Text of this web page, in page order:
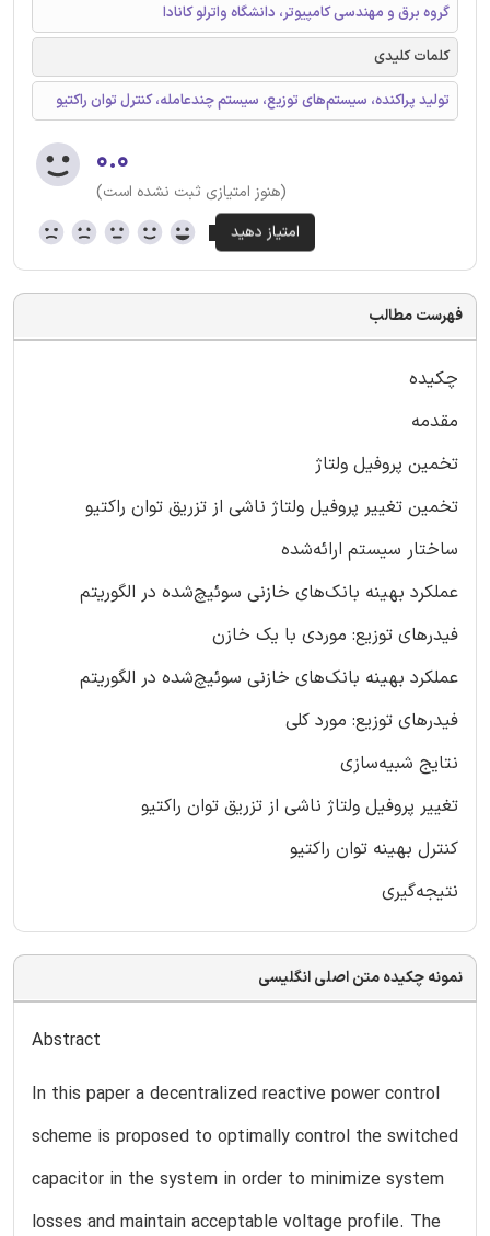
گروه برق و مهندسی کامپیوتر، دانشگاه واترلو کانادا
کلمات کلیدی
تولید پراکنده، سیستم‌های توزیع، سیستم چندعامله، کنترل توان راکتیو
۰.۰
(هنوز امتیازی ثبت نشده است)
فهرست مطالب
چکیده
مقدمه
تخمین پروفیل ولتاژ
تخمین تغییر پروفیل ولتاژ ناشی از تزریق توان راکتیو
ساختار سیستم ارائه‌شده
عملکرد بهینه بانک‌های خازنی سوئیچ‌شده در الگوریتم
فیدرهای توزیع: موردی با یک خازن
عملکرد بهینه بانک‌های خازنی سوئیچ‌شده در الگوریتم
فیدرهای توزیع: مورد کلی
نتایج شبیه‌سازی
تغییر پروفیل ولتاژ ناشی از تزریق توان راکتیو
کنترل بهینه توان راکتیو
نتیجه‌گیری
نمونه چکیده متن اصلی انگلیسی
Abstract
In this paper a decentralized reactive power control
scheme is proposed to optimally control the switched
capacitor in the system in order to minimize system
losses and maintain acceptable voltage profile. The